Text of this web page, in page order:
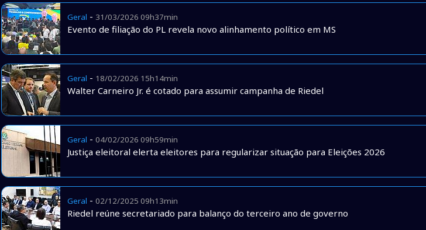
Geral - 31/03/2026 09h37min
Evento de filiação do PL revela novo alinhamento político em MS
Geral - 18/02/2026 15h14min
Walter Carneiro Jr. é cotado para assumir campanha de Riedel
Geral - 04/02/2026 09h59min
Justiça eleitoral elerta eleitores para regularizar situação para Eleições 2026
Geral - 02/12/2025 09h13min
Riedel reúne secretariado para balanço do terceiro ano de governo